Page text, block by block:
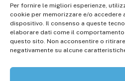
Per fornire le migliori esperienze,
cookie per memorizzare e/o accedere
dispositivo. Il consenso a queste
elaborare dati come il comportamento
questo sito. Non acconsentire o
negativamente su alcune
Scrivici a:
info@molisetabloid.it
commerciale@molisetabloid.it
Disclaimer